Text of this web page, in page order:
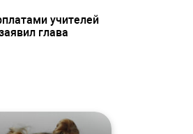
учителей
глава